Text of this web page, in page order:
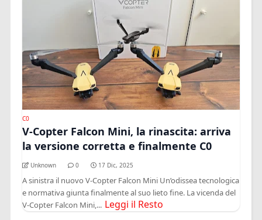
C0
V-Copter Falcon Mini, la rinascita: arriva
la versione corretta e finalmente C0
Unknown 0 17 Dic, 2025
A sinistra il nuovo V-Copter Falcon Mini Un’odissea tecnologica
e normativa giunta finalmente al suo lieto fine. La vicenda del
V-Copter Falcon Mini,... Leggi il Resto